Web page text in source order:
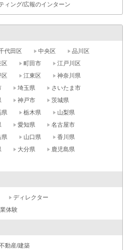
ィング/広報のインターン
代田区 中央区
品川区
区 町田市
江戸川区
区 江東区
神奈川県
埼玉県
さいたま市
神戸市
茨城県
県 栃木県
山梨県
愛知県
名古屋市
県 山口県
香川県
大分県
鹿児島県
ディレクター
体験
動産/建築